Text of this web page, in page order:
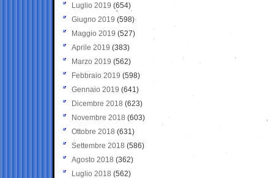
Luglio 2019 (654)
Giugno 2019 (598)
Maggio 2019 (527)
Aprile 2019 (383)
Marzo 2019 (562)
Febbraio 2019 (598)
Gennaio 2019 (641)
Dicembre 2018 (623)
Novembre 2018 (603)
Ottobre 2018 (631)
Settembre 2018 (586)
Agosto 2018 (362)
Luglio 2018 (562)